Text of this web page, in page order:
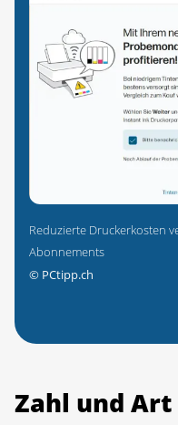
Reduzierte Druckerkosten
Abonnements
© PCtipp.ch
Zahl und